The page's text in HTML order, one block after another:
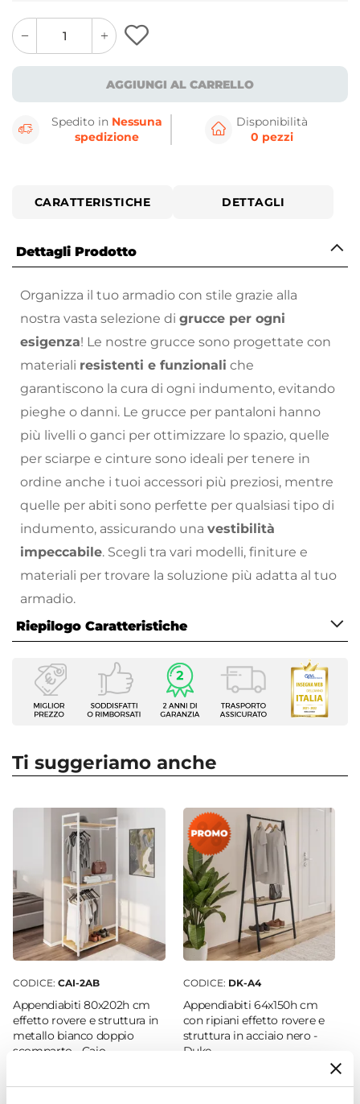
quantity
button
quantity
minus
button
AGGIUNGI AL CARRELLO
Spedito in Nessuna
spedizione
Disponibilità
0 pezzi
CARATTERISTICHE DETTAGLI
Dettagli Prodotto
Organizza il tuo armadio con stile grazie alla
nostra vasta selezione di grucce per ogni
esigenza! Le nostre grucce sono progettate con
materiali resistenti e funzionali che
garantiscono la cura di ogni indumento, evitando
pieghe o danni. Le grucce per pantaloni hanno
più livelli o ganci per ottimizzare lo spazio, quelle
per sciarpe e cinture sono ideali per tenere in
ordine anche i tuoi accessori più preziosi, mentre
quelle per abiti sono perfette per qualsiasi tipo di
indumento, assicurando una vestibilità
impeccabile. Scegli tra vari modelli, finiture e
materiali per trovare la soluzione più adatta al tuo
armadio.
Appendi tutti i tuoi capi per poterli trovare anche
Scegli i complementi d’arredo perfetti per
arredare la tua casa come hai sempre sognato: sul
per tutte le necessità, stili di arredamento e
budget!
Riepilogo Caratteristiche
Caratteristiche
Tipologia
Gruccia appendiabiti
Altezza
Colore Struttura
Numero Ganci
5 ganci
Materiale Struttura
Polipropilene
Ti suggeriamo anche
CODICE: CAI-2AB
Appendiabiti 80x202h cm
effetto rovere e struttura in
metallo bianco doppio
scomparto - Caio
CODICE: DK-A4
Appendiabiti 64x150h cm
con ripiani effetto rovere e
struttura in acciaio nero -
Duke
€ 31,45 € 37,00 15,00%